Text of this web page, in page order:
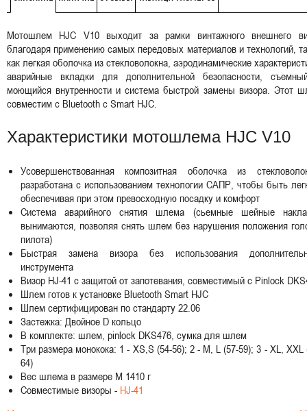
Мотошлем HJC V10 выходит за рамки винтажного внешнего
благодаря применению самых передовых материалов и технологий,
как легкая оболочка из стекловолокна, аэродинамические
аварийные вкладки для дополнительной безопасности,
моющийся внутренности и система быстрой замены визора. Этот
совместим с Bluetooth с Smart HJC.
Характеристики мотошлема HJC V10
Усовершенствованная композитная оболочка из
разработана с использованием технологии САПР, чтобы быть
обеспечивая при этом превосходную посадку и комфорт
Система аварийного снятия шлема (сьемные шейные
вынимаются, позволяя снять шлем без нарушения положения
пилота)
Быстрая замена визора без использования
инструмента
Визор HJ-41 с защитой от запотевания, совместимый с Pinlock
Шлем готов к установке Bluetooth Smart HJC
Шлем сертифицирован по стандарту 22.06
Застежка: Двойное D кольцо
В комплекте: шлем, pinlock DKS476, сумка для шлем
Три размера монокока: 1 - XS,S (54-56); 2 - M, L (57-59); 3 - XL, XXL
64)
Вес шлема в размере M 1410 г
Совместимые визоры - HJ-41